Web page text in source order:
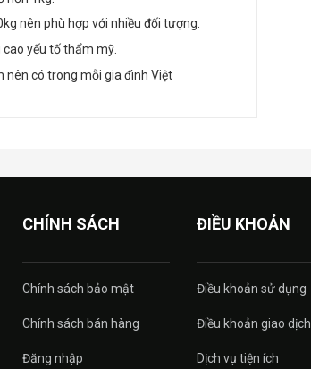
nên phù hợp với nhiều đối tượng.
yếu tố thẩm mỹ.
nên có trong mỗi gia đình Việt
CHÍNH SÁCH
Chính sách bảo mật
Chính sách bán hàng
Đăng nhập
ĐIỀU KHOẢN
Điều khoản sử dụng
Điều khoản giao dịch
Dịch vụ tiện ích